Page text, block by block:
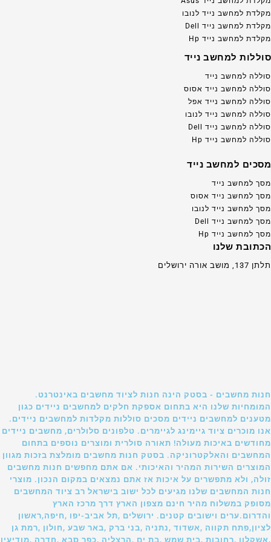
מקלדת למחשב נייד לנובו
מקלדת למחשב נייד Dell
מקלדת למחשב נייד Hp
סוללות למחשב נייד
סוללה למחשב נייד
סוללה למחשב נייד אסוס
סוללה למחשב נייד אפל
סוללה למחשב נייד לנובו
סוללה למחשב נייד Dell
סוללה למחשב נייד Hp
מסכים למחשב נייד
מסך למחשב נייד
מסך למחשב נייד אסוס
מסך למחשב נייד לנובו
מסך למחשב נייד Dell
מסך למחשב נייד Hp
הכתובת שלנו
תלתן 137, מושב אורה ירושלים
חנות מחשבים - בסטק הינה חנות לציוד מחשבים באינטרנט.
המומחיות שלנו היא בתחום אספקת חלקים למחשבים ניידים כגון
מטענים למחשבים ניידים מסכים סוללות מקלדות למחשבים ניידים.
אנו מוכרים ציוד גיימינג לגיימרים. טלפונים סלולרים, מחשבים ניידים
מחודשים באיכות מעולה! תאורה סולרית ומוצרים נוספים בתחום
המחשבים והאלקטרוניקה. בסטק חנות מחשבים מומלצת בזכות מגוון
המוצרים השירות המהיר והאיכותי. אם אתם מחפשים חנות מחשבים
זולה, ולא מתפשרים על איכות אז אתם נמצאים במקום הנכון. מוצרי
חנות המחשבים שלנו מגיעים לכל ישוב בישראל רב ציוד המחשבים
מסופק במשלוח מהיר חינם מצפון הארץ דרך מרכז הארץ
והדרום.ערים וישובים קטנים. ירושלים ,תל אביב-יפו ,חיפה,ראשון
לציון,פתח תקווה ,אשדוד ,נתניה ,בני ברק ,באר שבע ,חולון ,רמת גן
,אשקלון ,רחובות ,בית שמש ,בת ים ,הרצליה ,כפר סבא ,חדרה ,מודיעין